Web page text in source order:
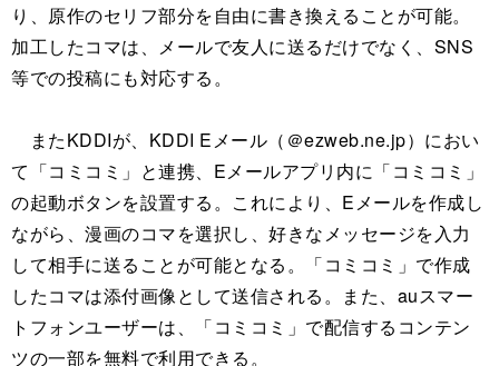
り、原作のセリフ部分を自由に書き換えることが可能。
加工したコマは、メールで友人に送るだけでなく、SNS
等での投稿にも対応する。
またKDDIが、KDDI Eメール（＠ezweb.ne.jp）におい
て「コミコミ」と連携、Eメールアプリ内に「コミコミ」
の起動ボタンを設置する。これにより、Eメールを作成し
ながら、漫画のコマを選択し、好きなメッセージを入力
して相手に送ることが可能となる。「コミコミ」で作成
したコマは添付画像として送信される。また、auスマー
トフォンユーザーは、「コミコミ」で配信するコンテン
ツの一部を無料で利用できる。